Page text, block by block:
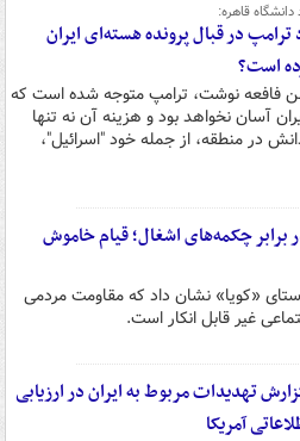
دانشگاه قاهره:
ترامپ در قبال پرونده هسته‌ای ایران
است؟
فافعه نوشت، ترامپ متوجه شده است که
آسان نخواهد بود و هزینه آن نه تنها
در منطقه، از جمله خود "اسرائیل"،
چکمه‌های اشغال؛ قیام خاموش
«کویا» نشان داد که مقاومت مردمی
غیر قابل انکار است.
تهدیدات مربوط به ایران در ارزیابی
آمریکا